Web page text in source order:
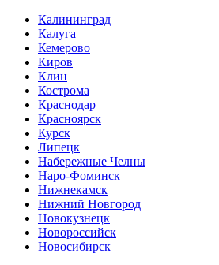
Калининград
Калуга
Кемерово
Киров
Клин
Кострома
Краснодар
Красноярск
Курск
Липецк
Набережные Челны
Наро-Фоминск
Нижнекамск
Нижний Новгород
Новокузнецк
Новороссийск
Новосибирск